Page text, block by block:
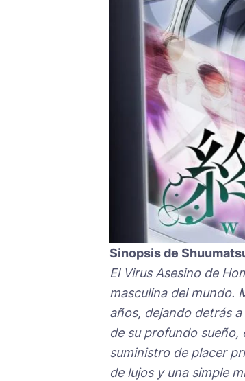
Sinopsis de
El Virus Asesino de
masculina del mundo.
años, dejando detrás
de su profundo sueño,
suministro de placer
de lujos y una simple